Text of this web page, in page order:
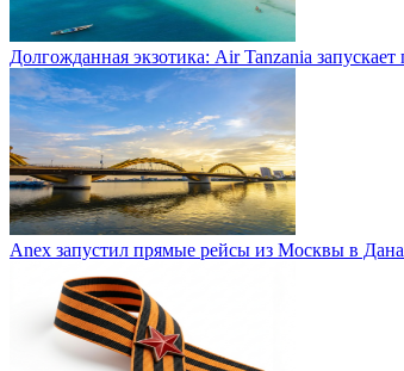
Долгожданная экзотика: Air Tanzania
Anex запустил прямые рейсы из Москвы в